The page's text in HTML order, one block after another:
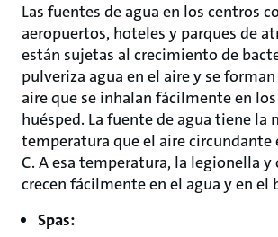
Las fuentes de agua en los centros
aeropuertos, hoteles y parques de
están sujetas al crecimiento de
pulveriza agua en el aire y se
aire que se inhalan fácilmente en
huésped. La fuente de agua tiene la
temperatura que el aire circundante
C. A esa temperatura, la legionella y
crecen fácilmente en el agua y en el
Spas: